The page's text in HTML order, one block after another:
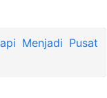
Menjadi Pusat